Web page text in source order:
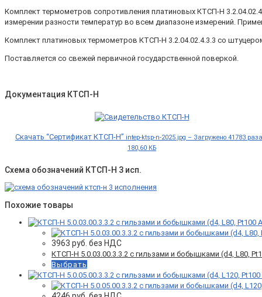
Комплект термометров сопротивления платиновых КТСП-Н
измерении разности температур во всем диапазоне измерений.
Комплект платиновых термометров КТСП-Н 3.2.04.02.4.3.3 со
Поставляется со свежей первичной государственной поверкой.
Документация КТСП-Н
Скачать “Сертификат КТСП-Н” intep-ktsp-n-2025.jpg – Загружено 41783
180,60 КБ
Схема обозначений КТСП-Н 3 исп.
Похожие товары
3963 руб. без НДС
КТСП-Н 5.0.03.00.3.3.2 с гильзами и бобышками (d4, L80,
Выбрать